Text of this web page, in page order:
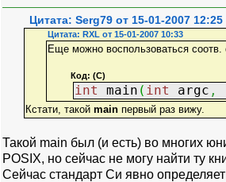
Цитата: Serg79 от 15-01-2007 12:25
Цитата: RXL от 15-01-2007 10:33
Еще можно воспользоваться
Код: (C)
int main ( int argc ,
Кстати, такой mainпервый раз вижу.
Такой main был (и есть) во многих
POSIX, но сейчас не могу найти ту
Сейчас стандарт Си явно